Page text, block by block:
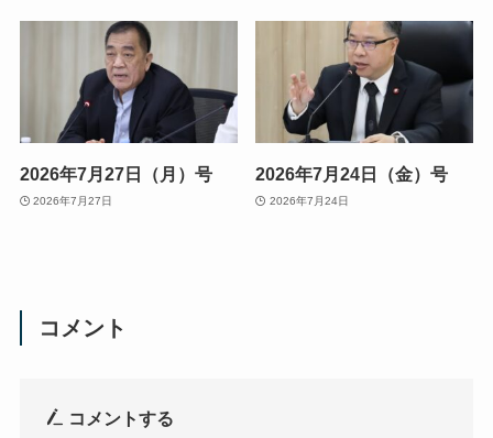
2026年7月27日（月）号
2026年7月27日
2026年7月24日（金）号
2026年7月24日
コメント
コメントする